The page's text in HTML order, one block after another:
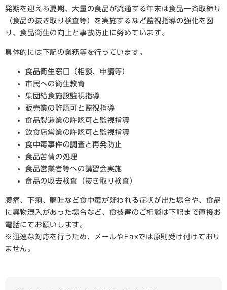
発期を迎える夏期、大量の食品が流通する年末は食品一斉取締り
（食品の抜き取り検査等）を実施するなど監視指導の強化を図
り、食品衛生の向上と事故防止に努めています。
具体的には下記の業務等を行っています。
食品衛生窓口（相談、申請等）
市民への衛生教育
集団給食施設監視指導
販売業の許認可と監視指導
食品製造業の許認可と監視指導
飲食店営業の許認可と監視指導
食中毒事件の調査と再発防止
食品苦情の処理
食品営業者等への講習会実施
食品の収去検査（抜き取り検査）
腹痛、下痢、嘔吐など食中毒が疑われる症状が出た場合や、食品
に異物混入があった場合など、食被害のご相談は下記まで直接お
電話にてお願いします。
※迅速な対応を行うため、メールやFaxでは原則受け付けており
ません。